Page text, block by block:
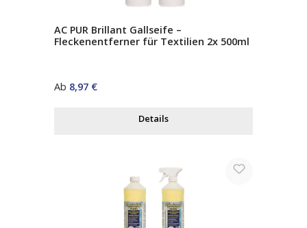
AC PUR Brillant Gallseife –
Fleckenentferner für Textilien 2x 500ml
Regulärer Preis:
Ab 8,97 €
Details